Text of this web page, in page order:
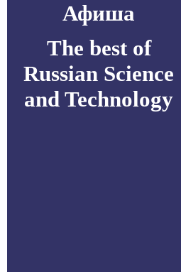
Афиша
The best of
Russian Science
and Technology